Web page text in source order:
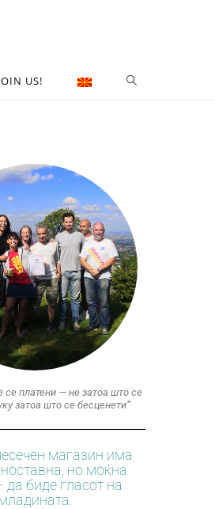
US!
се платени — не затоа што се
затоа што се бесценети“
магазин има
но моќна
да биде гласот на